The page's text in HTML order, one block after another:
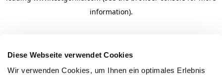
Diese Webseite verwendet Cookies
Wir verwenden Cookies, um Ihnen ein optimales Erlebnis
information).